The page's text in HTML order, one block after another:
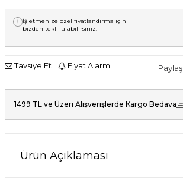
İşletmenize özel fiyatlandırma için
bizden teklif alabilirsiniz.
Tavsiye Et Fiyat Alarmı Paylaş
1499 TL ve Üzeri Alışverişlerde Kargo Bedava
Ürün Açıklaması